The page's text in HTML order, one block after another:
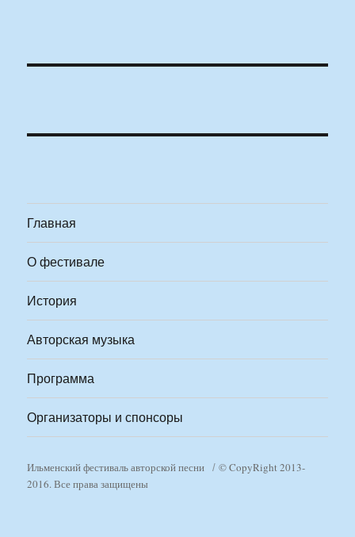
Главная
О фестивале
История
Авторская музыка
Программа
Организаторы и спонсоры
Ильменский фестиваль авторской песни
© CopyRight 2013-
2016. Все права защищены